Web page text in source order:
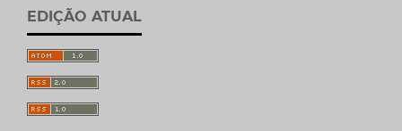
EDIÇÃO ATUAL